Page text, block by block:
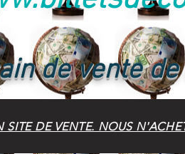
de vente
SITE DE VENTE. NOUS